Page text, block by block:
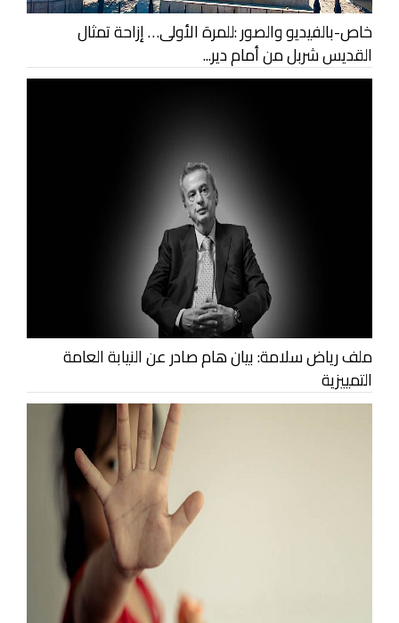
خاص-بالفيديو والصور :للمرة الأولى… إزاحة تمثال
القديس شربل من أمام دير...
ملف رياض سلامة: بيان هام صادر عن النيابة العامة
التمييزية